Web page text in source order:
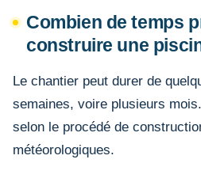
Combien de temps
construire une
Le chantier peut durer de
semaines, voire plusieurs
selon le procédé de
météorologiques.